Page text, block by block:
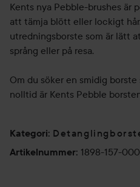
Kents nya Pebble-brushes är
att tämja blött eller lockigt
utredningsborste som är lätt
språng eller på resa.
Om du söker en smidig
nolltid är Kents Pebble
Kategori:
Artikelnummer: 1898-157-